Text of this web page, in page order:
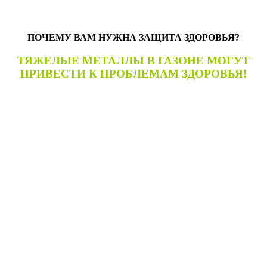
ПОЧЕМУ ВАМ НУЖНА ЗАЩИТА ЗДОРОВЬЯ?
ТЯЖЕЛЫЕ МЕТАЛЛЫ В ГАЗОНЕ МОГУТ
ПРИВЕСТИ К ПРОБЛЕМАМ ЗДОРОВЬЯ!